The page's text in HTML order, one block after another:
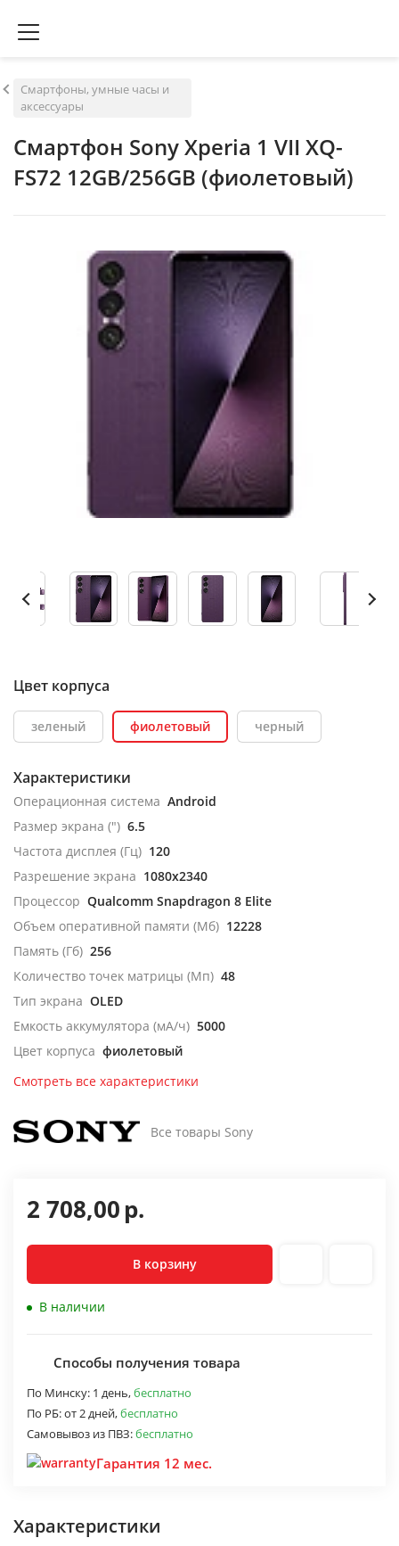
Смартфоны, умные часы и
аксессуары
Смартфон Sony Xperia 1 VII XQ-
FS72 12GB/256GB (фиолетовый)
Цвет корпуса
зеленый фиолетовый черный
Характеристики
Операционная система Android
Размер экрана (") 6.5
Частота дисплея (Гц) 120
Разрешение экрана 1080x2340
Процессор Qualcomm Snapdragon 8 Elite
Объем оперативной памяти (Мб) 12228
Память (Гб) 256
Количество точек матрицы (Мп) 48
Тип экрана OLED
Емкость аккумулятора (мА/ч) 5000
Цвет корпуса фиолетовый
Смотреть все характеристики
Все товары Sony
2 708,00р.
В корзину
В наличии
Способы получения товара
По Минску: 1 день,бесплатно
По РБ:от 2 дней,бесплатно
Самовывоз из ПВЗ:бесплатно
Гарантия 12 мес.
Характеристики